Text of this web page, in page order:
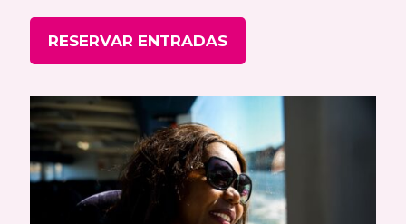
RESERVAR ENTRADAS